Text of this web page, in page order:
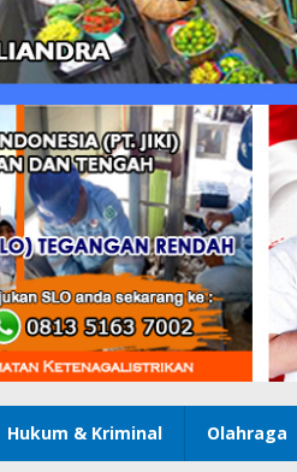
Hukum & Kriminal Olahraga